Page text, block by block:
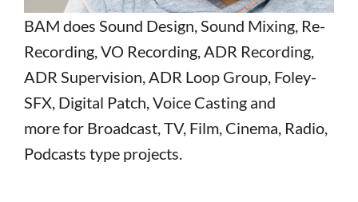
BAM does Sound Design, Sound Mixing, Re-
Recording, VO Recording, ADR Recording,
ADR Supervision, ADR Loop Group, Foley-
SFX, Digital Patch, Voice Casting and
more for Broadcast, TV, Film, Cinema, Radio,
Podcasts type projects.